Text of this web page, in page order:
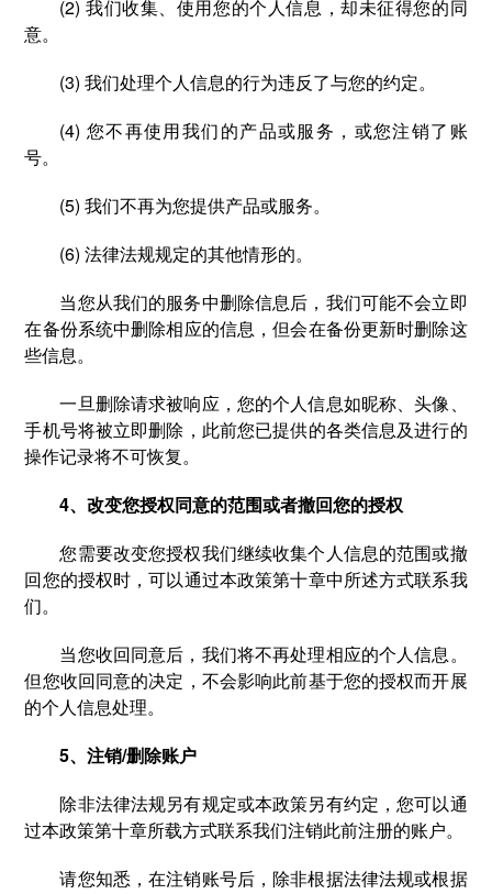
(2) 我们收集、使用您的个人信息，却未征得您的同
意。
(3) 我们处理个人信息的行为违反了与您的约定。
(4) 您不再使用我们的产品或服务，或您注销了账
号。
(5) 我们不再为您提供产品或服务。
(6) 法律法规规定的其他情形的。
当您从我们的服务中删除信息后，我们可能不会立即
在备份系统中删除相应的信息，但会在备份更新时删除这
些信息。
一旦删除请求被响应，您的个人信息如昵称、头像、
手机号将被立即删除，此前您已提供的各类信息及进行的
操作记录将不可恢复。
4、改变您授权同意的范围或者撤回您的授权
您需要改变您授权我们继续收集个人信息的范围或撤
回您的授权时，可以通过本政策第十章中所述方式联系我
们。
当您收回同意后，我们将不再处理相应的个人信息。
但您收回同意的决定，不会影响此前基于您的授权而开展
的个人信息处理。
5、注销/删除账户
除非法律法规另有规定或本政策另有约定，您可以通
过本政策第十章所载方式联系我们注销此前注册的账户。
请您知悉，在注销账号后，除非根据法律法规或根据